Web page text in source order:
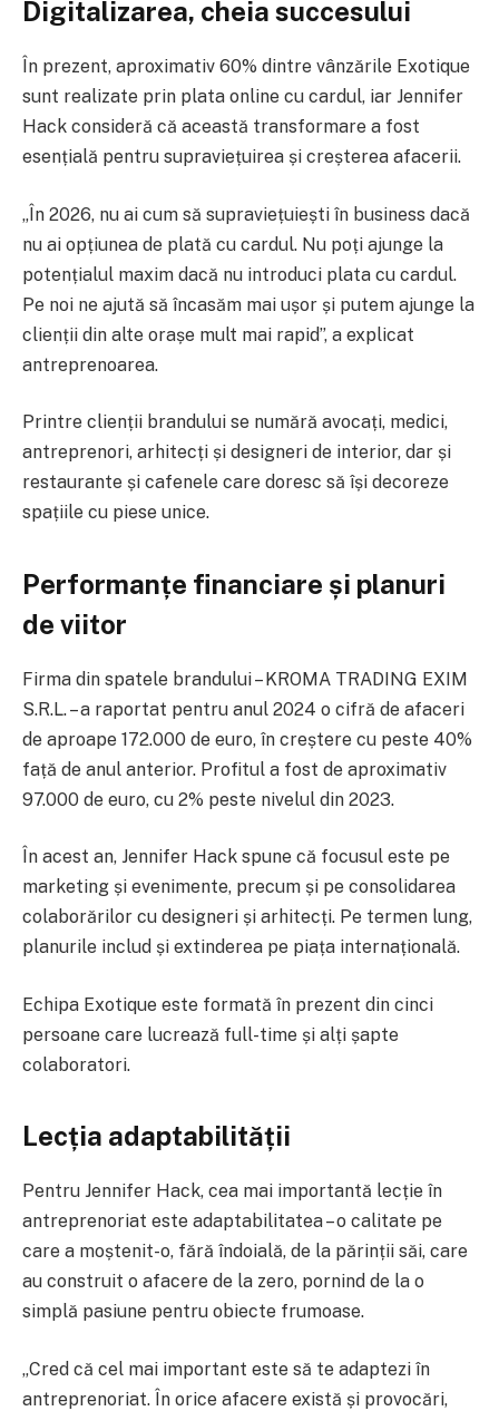
Digitalizarea, cheia succesului
În prezent, aproximativ 60% dintre vânzările Exotique
sunt realizate prin plata online cu cardul, iar Jennifer
Hack consideră că această transformare a fost
esențială pentru supraviețuirea și creșterea afacerii.
„În 2026, nu ai cum să supraviețuiești în business dacă
nu ai opțiunea de plată cu cardul. Nu poți ajunge la
potențialul maxim dacă nu introduci plata cu cardul.
Pe noi ne ajută să încasăm mai ușor și putem ajunge la
clienții din alte orașe mult mai rapid”, a explicat
antreprenoarea.
Printre clienții brandului se numără avocați, medici,
antreprenori, arhitecți și designeri de interior, dar și
restaurante și cafenele care doresc să își decoreze
spațiile cu piese unice.
Performanțe financiare și planuri
de viitor
Firma din spatele brandului – KROMA TRADING EXIM
S.R.L. – a raportat pentru anul 2024 o cifră de afaceri
de aproape 172.000 de euro, în creștere cu peste 40%
față de anul anterior. Profitul a fost de aproximativ
97.000 de euro, cu 2% peste nivelul din 2023.
În acest an, Jennifer Hack spune că focusul este pe
marketing și evenimente, precum și pe consolidarea
colaborărilor cu designeri și arhitecți. Pe termen lung,
planurile includ și extinderea pe piața internațională.
Echipa Exotique este formată în prezent din cinci
persoane care lucrează full-time și alți șapte
colaboratori.
Lecția adaptabilității
Pentru Jennifer Hack, cea mai importantă lecție în
antreprenoriat este adaptabilitatea – o calitate pe
care a moștenit-o, fără îndoială, de la părinții săi, care
au construit o afacere de la zero, pornind de la o
simplă pasiune pentru obiecte frumoase.
„Cred că cel mai important este să te adaptezi în
antreprenoriat. În orice afacere există și provocări,